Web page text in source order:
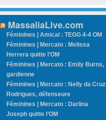
MassaliaLive.com
Féminines | Amical : TEGG 4-4 OM
Féminines | Mercato : Melissa
Herrera quitte l’OM
Féminines | Mercato : Emily Burns,
gardienne
Féminines | Mercato : Nelly da Cruz
Rodrigues, défenseure
Féminines | Mercato : Darlina
Joseph quitte l’OM